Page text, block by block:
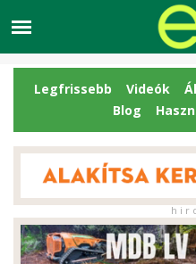
Legfrissebb Videók
Blog
h i r